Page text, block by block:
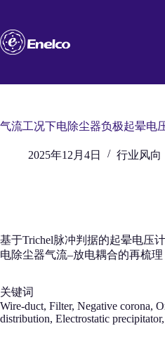
内
容
气流工况下电除尘器负极起晕电
2025年12月4日 行业风向
基于Trichel脉冲判据的起晕电压
电除尘器气流–放电耦合的再梳理
关键词
Wire-duct, Filter, Negative corona,
distribution, Electrostatic